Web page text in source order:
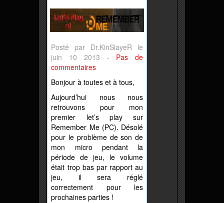
Posté par Dr.KinSlayeR le
juin 10 2013 - Pas de
commentaires
Bonjour à toutes et à tous,
Aujourd’hui nous nous
retrouvons pour mon
premier let’s play sur
Remember Me (PC). Désolé
pour le problème de son de
mon micro pendant la
période de jeu, le volume
était trop bas par rapport au
jeu, il sera réglé
correctement pour les
prochaines parties !